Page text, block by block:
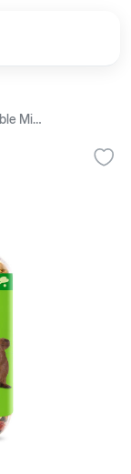
Little One Treats for Rodents & Rabbits, Vegetable Mix, 140 g